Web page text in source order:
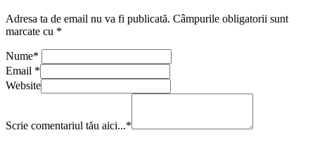
Adresa ta de email nu va fi publicată. Câmpurile obligatorii sunt
marcate cu *
Nume*
Email *
Website
Scrie comentariul tău aici...*